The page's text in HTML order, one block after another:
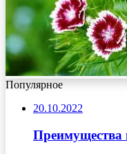
Популярное
20.10.2022
Преимущества